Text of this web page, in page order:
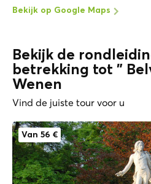
Bekijk op Google Maps
Bekijk de
betrekking tot "
Wenen
Vind de juiste tour voor u
Van 56 €